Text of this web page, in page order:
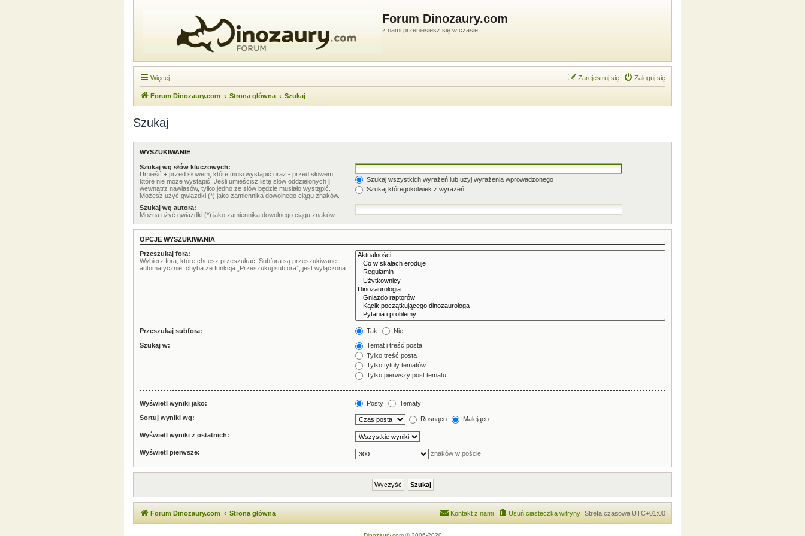
Forum Dinozaury.com
z nami przeniesiesz się w czasie...
Więcej… Zaloguj się
Zarejestruj się
Forum Dinozaury.com Strona główna Szukaj
Szukaj
WYSZUKIWANIE
Szukaj wg słów kluczowych:
Umieść + przed słowem, które musi wystąpić oraz - przed słowem,
które nie może wystąpić. Jeśli umieścisz listę słów oddzielonych |
wewnątrz nawiasów, tylko jedno ze słów będzie musiało wystąpić.
Możesz użyć gwiazdki (*) jako zamiennika dowolnego ciągu znaków.
Szukaj wszystkich wyrażeń lub użyj wyrażenia wprowadzonego
Szukaj któregokolwiek z wyrażeń
Szukaj wg autora:
Można użyć gwiazdki (*) jako zamiennika dowolnego ciągu znaków.
OPCJE WYSZUKIWANIA
Przeszukaj fora:
Wybierz fora, które chcesz przeszukać. Subfora są przeszukiwane
automatycznie, chyba że funkcja „Przeszukuj subfora”, jest wyłączona.
Przeszukaj subfora: Tak Nie
Szukaj w:
Temat i treść posta
Tylko treść posta
Tylko tytuły tematów
Tylko pierwszy post tematu
Wyświetl wyniki jako: Posty Tematy
Sortuj wyniki wg: Rosnąco Malejąco
Wyświetl wyniki z ostatnich:
Wyświetl pierwsze: znaków w poście
Forum Dinozaury.com Strona główna Strefa czasowa UTC+01:00
Usuń ciasteczka witryny
Kontakt z nami